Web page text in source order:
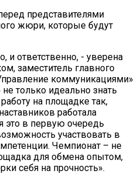
представителями
жюри, которые будут
и ответственно, - уверена
заместитель главного
коммуникациями»
только идеально знать
на площадке так,
работала
это в первую очередь
участвовать в
Чемпионат – не
для обмена опытом,
себя на прочность».